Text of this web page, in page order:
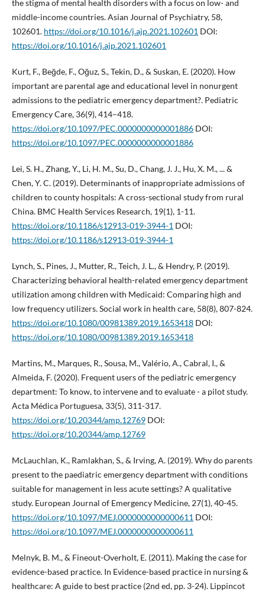
the stigma of mental health disorders with a focus on low- and
middle-income countries. Asian Journal of Psychiatry, 58,
102601. https://doi.org/10.1016/j.ajp.2021.102601 DOI:
https://doi.org/10.1016/j.ajp.2021.102601
Kurt, F., Beğde, F., Oğuz, S., Tekin, D., & Suskan, E. (2020). How
important are parental age and educational level in nonurgent
admissions to the pediatric emergency department?. Pediatric
Emergency Care, 36(9), 414–418.
https://doi.org/10.1097/PEC.0000000000001886DOI:
https://doi.org/10.1097/PEC.0000000000001886
Lei, S. H., Zhang, Y., Li, H. M., Su, D., Chang, J. J., Hu, X. M., ... &
Chen, Y. C. (2019). Determinants of inappropriate admissions of
children to county hospitals: A cross-sectional study from rural
China. BMC Health Services Research, 19(1), 1-11.
https://doi.org/10.1186/s12913-019-3944-1 DOI:
https://doi.org/10.1186/s12913-019-3944-1
Lynch, S., Pines, J., Mutter, R., Teich, J. L., & Hendry, P. (2019).
Characterizing behavioral health-related emergency department
utilization among children with Medicaid: Comparing high and
low frequency utilizers. Social work in health care, 58(8), 807-824.
https://doi.org/10.1080/00981389.2019.1653418DOI:
https://doi.org/10.1080/00981389.2019.1653418
Martins, M., Marques, R., Sousa, M., Valério, A., Cabral, I., &
Almeida, F. (2020). Frequent users of the pediatric emergency
department: To know, to intervene and to evaluate - a pilot study.
Acta Médica Portuguesa, 33(5), 311-317.
https://doi.org/10.20344/amp.12769DOI:
https://doi.org/10.20344/amp.12769
McLauchlan, K., Ramlakhan, S., & Irving, A. (2019). Why do parents
present to the paediatric emergency department with conditions
suitable for management in less acute settings? A qualitative
study. European Journal of Emergency Medicine, 27(1), 40-45.
https://doi.org/10.1097/MEJ.0000000000000611 DOI:
https://doi.org/10.1097/MEJ.0000000000000611
Melnyk, B. M., & Fineout-Overholt, E. (2011). Making the case for
evidence-based practice. In Evidence-based practice in nursing &
healthcare: A guide to best practice (2nd ed, pp. 3-24). Lippincot